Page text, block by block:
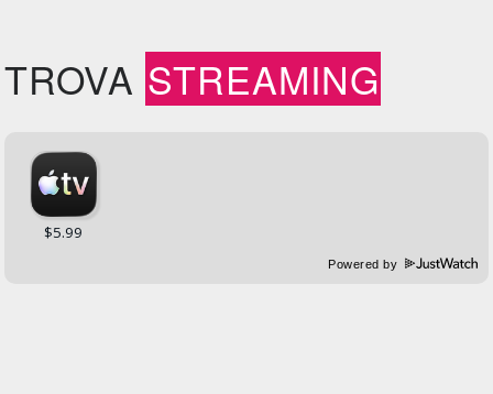
TROVA STREAMING
Powered by